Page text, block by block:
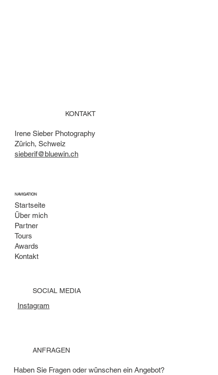
NAVIGATION
Startseite
Über mich
Partner
Tours
Awards
Kontakt
KONTAKT
Irene Sieber Photography
Zürich, Schweiz
sieberif@bluewin.ch
SOCIAL MEDIA
Instagram
ANFRAGEN
Haben Sie Fragen oder wünschen ein Angebot?